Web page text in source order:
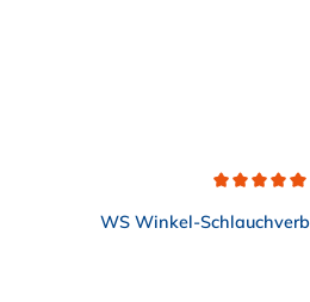
WS Winkel-